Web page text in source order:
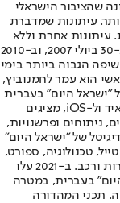
שהציבור הישראלי
עיתונות שמדברת
עיתונות אחרת וללא
תשלום. המהדורה המודפסת הראשונה פורסמה ב-30 ביולי 2007, וב-2010
הגבוה ביותר בימי
הוא עמר לחמנוביץ,
"ישראל היום" בעברית
ובאנגלית, כמו כן היישומונים (אפליקציות) לאנדרואיד ול-iOS, מציגים
ניתוחים ופרשנויות,
של "ישראל היום"
טכנולוגיה, ספורט,
כלכלה וצרכנות, בריאות, חיילים, אוכל, יהדות, תיירות ורכב. ב-2021 עלו
בעברית, במטרה
תכני המהדורה